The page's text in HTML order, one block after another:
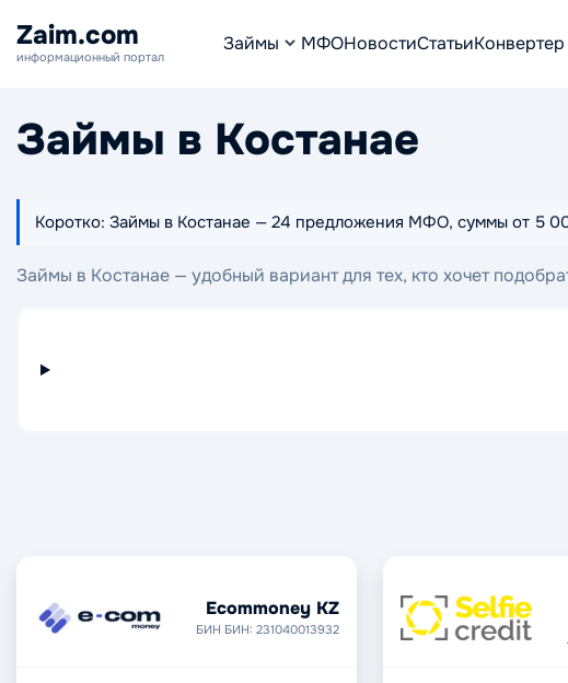
Zaim.com
информационный портал
Займы МФОНовостиСтатьи
Займы в Костанае
Коротко: Займы в Костанае — 24 предложения МФО, суммы от 5
Займы в Костанае — удобный вариант для тех, кто хочет
Ecommoney KZ
БИН БИН: 231040013932